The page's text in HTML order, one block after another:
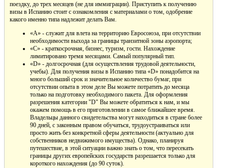
поездку, до трех месяцев (не для иммиграции). Приступить к получению
визы в Испанию стоит с ознакомления с материалами о том, одобрение
какого именно типа надлежит делать Вам.
«А» - служит для влета на территорию Евросоюза, при отсутствии
необходимости выхода за границы транзитной зоны аэропорта;
«С» - краткосрочная, бизнес, туризм, гости. Нахождение
лимитировано тремя месяцами. Самый популярный тип.
«D» - долгосрочная (для осуществления трудовой деятельности,
учебы). Для получения визы в Испанию типа «D» понадобится на
много больший срок и значительное количество бумаг, при
отсутствии опыта в этом деле Вы можете потратить до месяца
только на подготовку необходимого пакета. Для оформления
разрешения категории "D" Вы можете обратиться к нам, и мы
окажем помощь в его приготовлении в самое ближайшее время.
Владельцы данного свидетельства могут находиться в стране более
90 дней, с законным правом обучаться, трудоустраиваться или
просто жить без конкретной сферы деятельности (актуально для
собственников недвижимого имущества). Однако, планируя
путешествие, в этой ситуации важно знать о том, что пересекать
границы других европейских государств разрешается только для
короткого нахождения (до 90 суток).